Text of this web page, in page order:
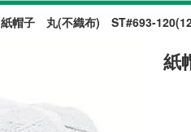
紙帽子 丸(不織布) ST#693-
紙